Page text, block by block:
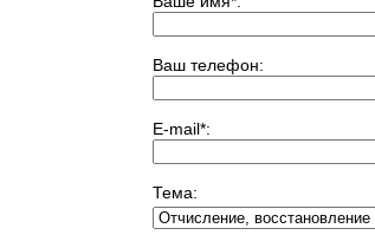
Ваш телефон:
E-mail*:
Тема: